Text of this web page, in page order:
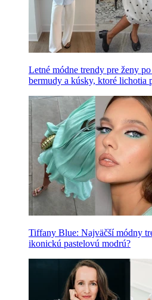
Letné módne trendy pre ženy
bermudy a kúsky, ktoré lichotia
Tiffany Blue: Najväčší módny
ikonickú pastelovú modrú?